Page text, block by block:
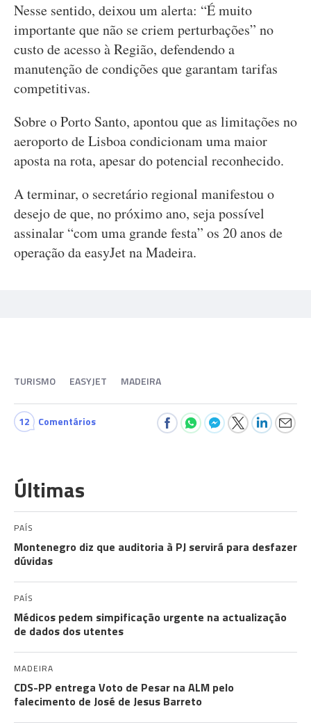
Nesse sentido, deixou um alerta: “É muito
importante que não se criem perturbações” no
custo de acesso à Região, defendendo a
manutenção de condições que garantam tarifas
competitivas.
Sobre o Porto Santo, apontou que as limitações no
aeroporto de Lisboa condicionam uma maior
aposta na rota, apesar do potencial reconhecido.
A terminar, o secretário regional manifestou o
desejo de que, no próximo ano, seja possível
assinalar “com uma grande festa” os 20 anos de
operação da easyJet na Madeira.
TURISMO EASYJET MADEIRA
12 Comentários
Últimas
PAÍS
Montenegro diz que auditoria à PJ servirá para desfazer
dúvidas
PAÍS
Médicos pedem simpificação urgente na actualização
de dados dos utentes
MADEIRA
CDS-PP entrega Voto de Pesar na ALM pelo
falecimento de José de Jesus Barreto